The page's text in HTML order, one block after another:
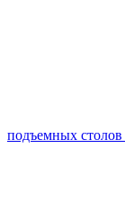
подъемных столов